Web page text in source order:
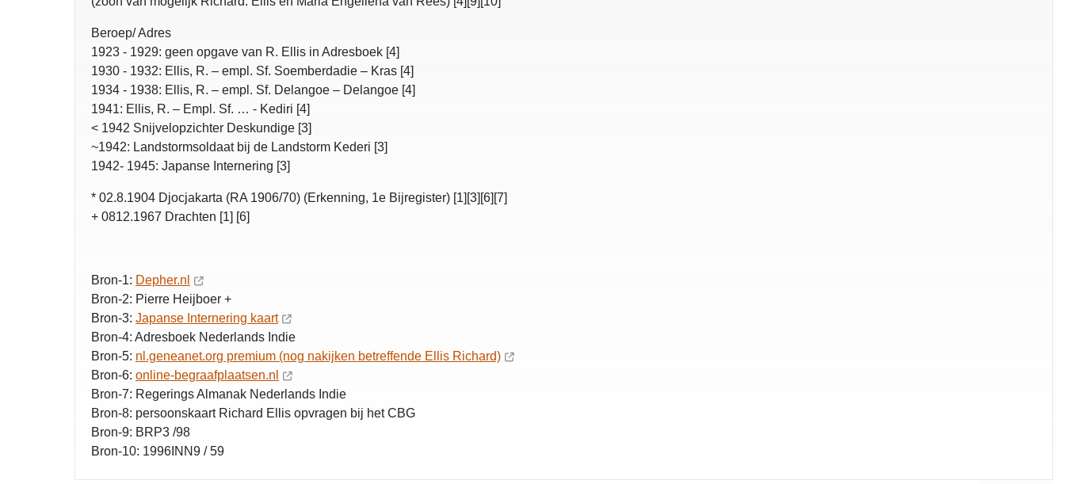
Beroep/ Adres
1923 - 1929: geen opgave van R. Ellis in Adresboek [4]
1930 - 1932: Ellis, R. – empl. Sf. Soemberdadie – Kras [4]
1934 - 1938: Ellis, R. – empl. Sf. Delangoe – Delangoe [4]
1941: Ellis, R. – Empl. Sf. … - Kediri [4]
< 1942 Snijvelopzichter Deskundige [3]
~1942: Landstormsoldaat bij de Landstorm Kederi [3]
1942- 1945: Japanse Internering [3]
* 02.8.1904 Djocjakarta (RA 1906/70) (Erkenning, 1e Bijregister) [1][3][6][7]
+ 0812.1967 Drachten [1] [6]
Bron-1: Depher.nl
Bron-2: Pierre Heijboer +
Bron-3: Japanse Internering kaart
Bron-4: Adresboek Nederlands Indie
Bron-5: nl.geneanet.org premium (nog nakijken betreffende Ellis Richard)
Bron-6: online-begraafplaatsen.nl
Bron-7: Regerings Almanak Nederlands Indie
Bron-8: persoonskaart Richard Ellis opvragen bij het CBG
Bron-9: BRP3 /98
Bron-10: 1996INN9 / 59